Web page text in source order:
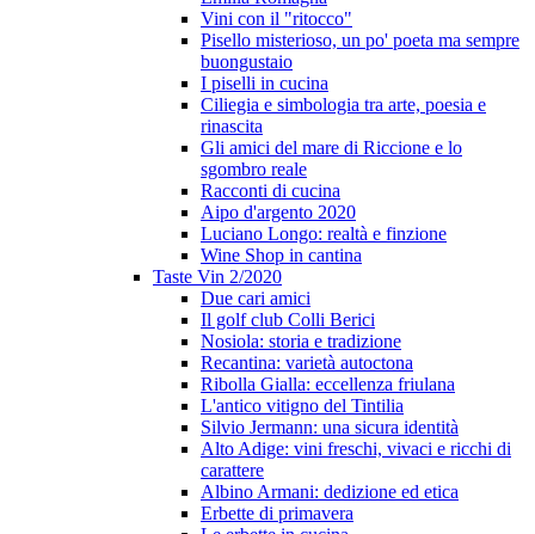
Vini con il "ritocco"
Pisello misterioso, un po' poeta ma sempre
buongustaio
I piselli in cucina
Ciliegia e simbologia tra arte, poesia e
rinascita
Gli amici del mare di Riccione e lo
sgombro reale
Racconti di cucina
Aipo d'argento 2020
Luciano Longo: realtà e finzione
Wine Shop in cantina
Taste Vin 2/2020
Due cari amici
Il golf club Colli Berici
Nosiola: storia e tradizione
Recantina: varietà autoctona
Ribolla Gialla: eccellenza friulana
L'antico vitigno del Tintilia
Silvio Jermann: una sicura identità
Alto Adige: vini freschi, vivaci e ricchi di
carattere
Albino Armani: dedizione ed etica
Erbette di primavera